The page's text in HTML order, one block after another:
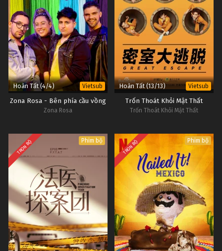
Hoàn Tất (4/4) Vietsub
Zona Rosa - Bên phía cầu vồng
Zona Rosa
Hoàn Tất (13/13) Vietsub
Trốn Thoát Khỏi Mật Thất
Trốn Thoát Khỏi Mật Thất
TRỌN BỘ Phim bộ TRỌN BỘ Phim bộ